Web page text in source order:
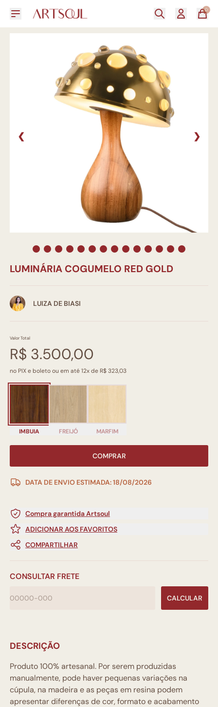
0
❮ ❯
LUMINÁRIA COGUMELO RED GOLD
LUIZA DE BIASI
Valor Total
R$ 3.500,00
no PIX e boleto ou em até 12x de R$ 323,03
IMBUIA FREIJÓ MARFIM
COMPRAR
DATA DE ENVIO ESTIMADA: 18/08/2026
Compra garantida Artsoul
ADICIONAR AOS FAVORITOS
COMPARTILHAR
CONSULTAR FRETE
CALCULAR
DESCRIÇÃO
Produto 100% artesanal. Por serem produzidas
manualmente, pode haver pequenas variações na
cúpula, na madeira e as peças em resina podem
apresentar diferenças de cor, formato e acabamento